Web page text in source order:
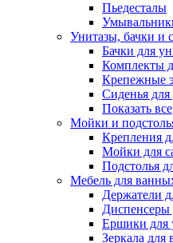
Пьедесталы
Унитазы, бачки и
Бачки для
Комплекты
Крепежные
Сиденья для
Показать все
Мойки и
Крепления
Мойки для
Подстолья
Мебель для
Держатели
Диспенсеры
Ершики для
Зеркала для